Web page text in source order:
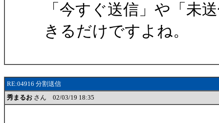
「今すぐ送信」や「未
きるだけですよね。
RE:04916 分割送信
秀まるお さん 02/03/19 18:35